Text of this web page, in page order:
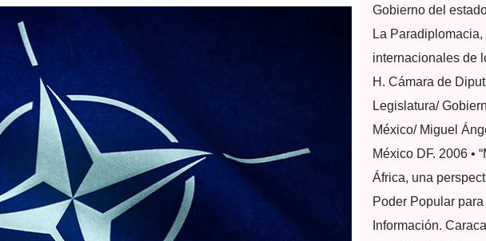
Gobierno del
La
internacionales de
H. Cámara de
Legislatura/
México/ Miguel
México DF. 2006 •
África, una
Poder Popular
Información.